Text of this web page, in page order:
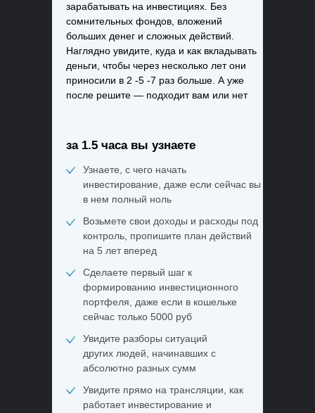
за 1.5 часа вы узнаете
зарабатывать на инвестициях. Без
сомнительных фондов, вложений
больших денег и сложных действий.
Наглядно увидите, куда и как вкладывать
деньги, чтобы через несколько лет они
приносили в 2 -5 -7 раз больше. А уже
после решите — подходит вам или нет
Узнаете, с чего начать
инвестирование, даже если сейчас вы
в нем полный ноль
Возьмете свои доходы и расходы под
контроль, пропишите план действий
на 5 лет вперед
Сделаете первый шаг к
формированию инвестиционного
портфеля, даже если в кошельке
сейчас только 5000 руб
Увидите разборы ситуаций
других людей, начинавших с
абсолютно разных сумм
Увидите прямо на трансляции, как
работает инвестирование и